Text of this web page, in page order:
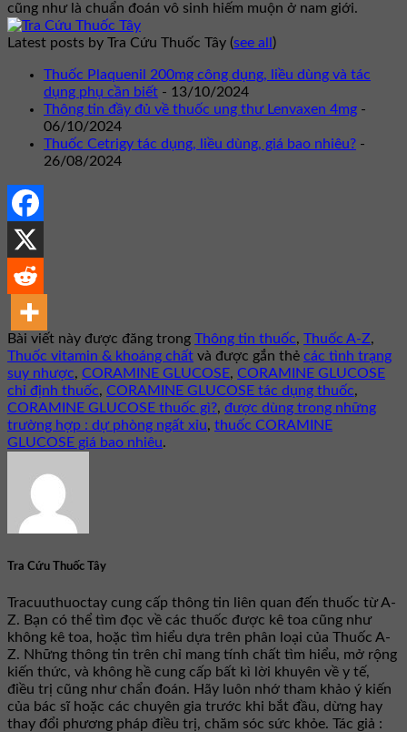
cũng như là chuẩn đoán vô sinh hiếm muộn ở nam giới.
Latest posts by Tra Cứu Thuốc Tây (see all )
Thuốc Plaquenil 200mg công dụng, liều dùng và tác
dụng phụ cần biết - 13/10/2024
Thông tin đầy đủ về thuốc ung thư Lenvaxen 4mg -
06/10/2024
Thuốc Cetrigy tác dụng, liều dùng, giá bao nhiêu? -
26/08/2024
Bài viết này được đăng trong Thông tin thuốc, Thuốc A-Z,
Thuốc vitamin & khoáng chất và được gắn thẻ các tình trạng
suy nhược, CORAMINE GLUCOSE, CORAMINE GLUCOSE
chỉ định thuốc, CORAMINE GLUCOSE tác dụng thuốc,
CORAMINE GLUCOSE thuốc gì?, được dùng trong những
trường hợp : dự phòng ngất xỉu, thuốc CORAMINE
GLUCOSE giá bao nhiêu.
Tra Cứu Thuốc Tây
Tracuuthuoctay cung cấp thông tin liên quan đến thuốc từ A-
Z. Bạn có thể tìm đọc về các thuốc được kê toa cũng như
không kê toa, hoặc tìm hiểu dựa trên phân loại của Thuốc A-
Z. Những thông tin trên chỉ mang tính chất tìm hiểu, mở rộng
kiến thức, và không hề cung cấp bất kì lời khuyên về y tế,
điều trị cũng như chẩn đoán. Hãy luôn nhớ tham khảo ý kiến
của bác sĩ hoặc các chuyên gia trước khi bắt đầu, dừng hay
thay đổi phương pháp điều trị, chăm sóc sức khỏe. Tác giả :